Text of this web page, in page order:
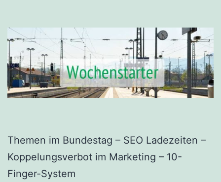
Themen im Bundestag – SEO Ladezeiten –
Koppelungsverbot im Marketing – 10-
Finger-System